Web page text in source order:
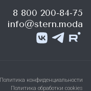
8 800 200-84-75
info@stern.moda
Политика конфиденциальности
Политика обработки cookies